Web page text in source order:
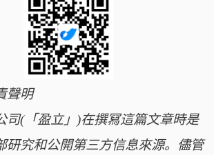
聲明
司(「盈立」)在撰冩這篇文章時是
研究和公開第三方信息來源。儘管